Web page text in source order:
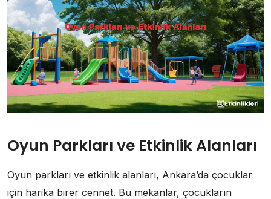
Oyun Parkları ve Etkinlik Alanları
Oyun parkları ve etkinlik alanları, Ankara’da çocuklar
için harika birer cennet. Bu mekanlar, çocukların